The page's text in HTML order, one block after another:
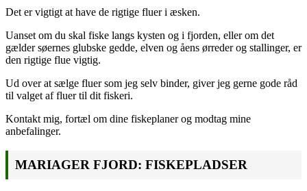
Det er vigtigt at have de rigtige fluer i æsken.
Uanset om du skal fiske langs kysten og i fjorden, eller om det
gælder søernes glubske gedde, elven og åens ørreder og stallinger, er
den rigtige flue vigtig.
Ud over at sælge fluer som jeg selv binder, giver jeg gerne gode råd
til valget af fluer til dit fiskeri.
Kontakt mig, fortæl om dine fiskeplaner og modtag mine
anbefalinger.
MARIAGER FJORD: FISKEPLADSER